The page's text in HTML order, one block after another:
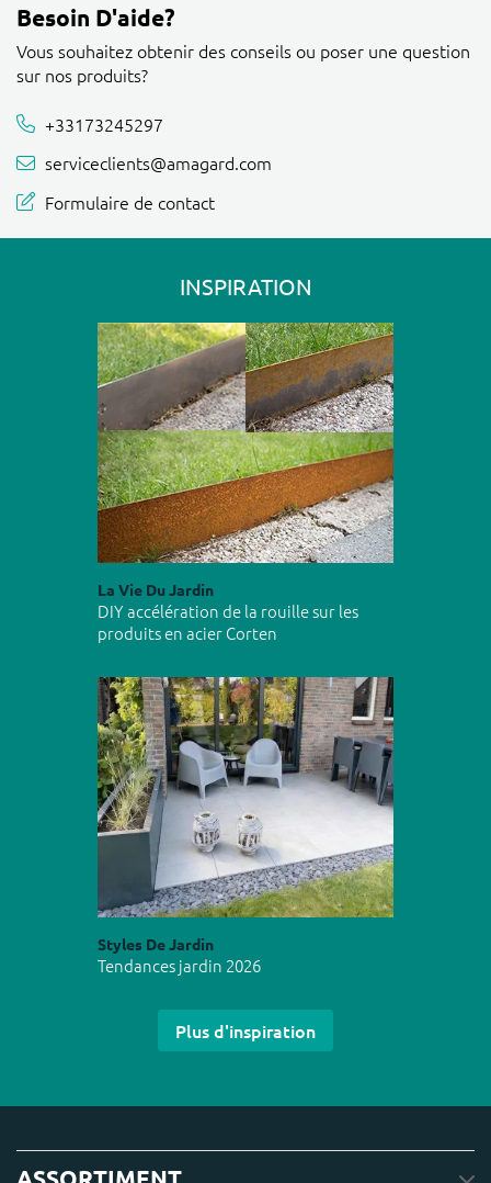
Besoin D'aide?
Vous souhaitez obtenir des conseils ou poser une question
sur nos produits?
+33173245297
serviceclients@amagard.com
Formulaire de contact
INSPIRATION
La Vie Du Jardin
DIY accélération de la rouille sur les
produits en acier Corten
Styles De Jardin
Tendances jardin 2026
Plus d'inspiration